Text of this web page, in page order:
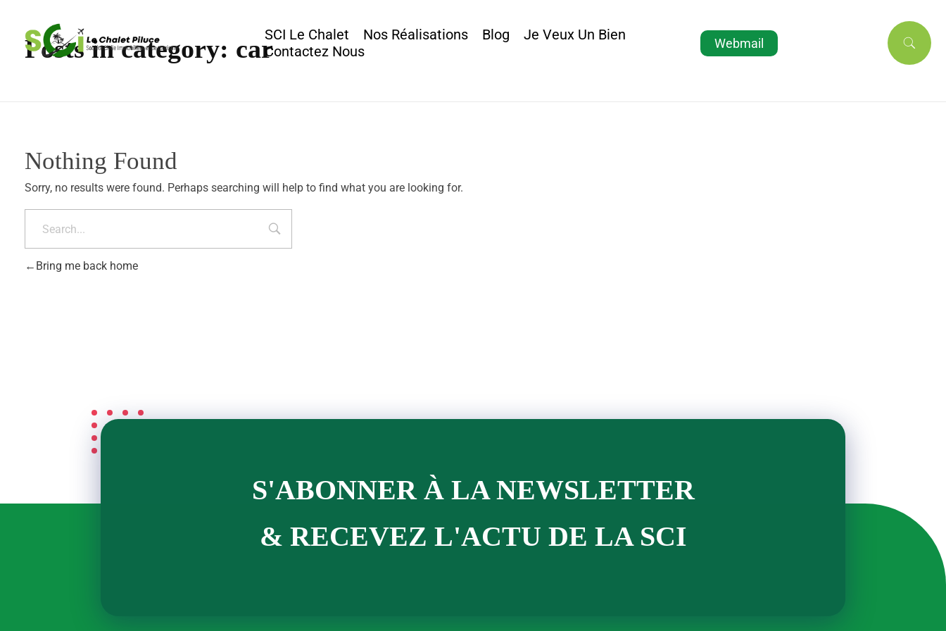
SCI Le Chalet Nos Réalisations Blog
Je Veux Un Bien
Contactez Nous
Webmail
Posts in category: car
Nothing Found
Sorry, no results were found. Perhaps searching will help to find what you are looking for.
Bring me back home
S'ABONNER À LA NEWSLETTER
& RECEVEZ L'ACTU DE LA SCI